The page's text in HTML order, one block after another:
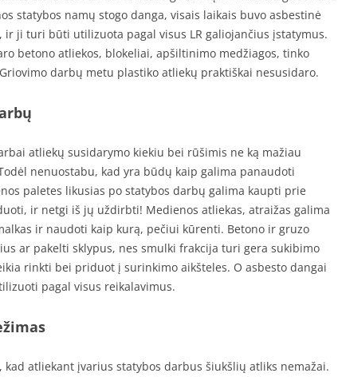
statybos namų stogo danga, visais laikais buvo asbestinė
ir ji turi būti utilizuota pagal visus LR galiojančius įstatymus.
betono atliekos, blokeliai, apšiltinimo medžiagos, tinko
darbų metu plastiko atliekų praktiškai nesusidaro.
atliekų susidarymo kiekiu bei rūšimis ne ką mažiau
nenuostabu, kad yra būdų kaip galima panaudoti
paletes likusias po statybos darbų galima kaupti prie
ir netgi iš jų uždirbti! Medienos atliekas, atraižas galima
ir naudoti kaip kurą, pečiui kūrenti. Betono ir gruzo
ar pakelti sklypus, nes smulki frakcija turi gera sukibimo
rinkti bei priduot į surinkimo aikšteles. O asbesto dangai
pagal visus reikalavimus.
atliekant įvarius statybos darbus šiukšlių atliks nemažai.